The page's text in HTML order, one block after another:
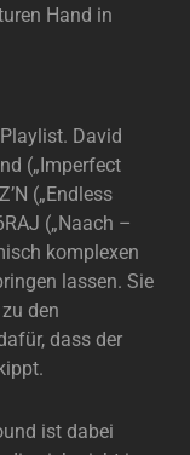
Hand in
David
(„Imperfect
(„Endless
(„Naach –
komplexen
lassen. Sie
den
dass der
ist dabei